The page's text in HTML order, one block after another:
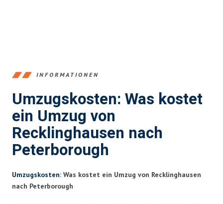
INFORMATIONEN
Umzugskosten: Was kostet
ein Umzug von
Recklinghausen nach
Peterborough
Umzugskosten: Was kostet ein Umzug von Recklinghausen
nach Peterborough